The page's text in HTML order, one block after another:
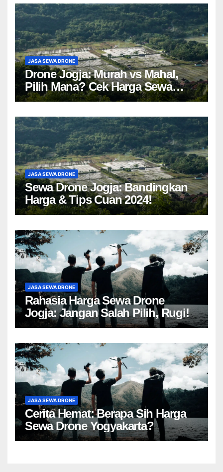
JASA SEWA DRONE
Drone Jogja: Murah vs Mahal,
Pilih Mana? Cek Harga Sewa
Drone Yogyakarta!
JASA SEWA DRONE
Sewa Drone Jogja: Bandingkan
Harga & Tips Cuan 2024!
JASA SEWA DRONE
Rahasia Harga Sewa Drone
Jogja: Jangan Salah Pilih, Rugi!
JASA SEWA DRONE
Cerita Hemat: Berapa Sih Harga
Sewa Drone Yogyakarta?